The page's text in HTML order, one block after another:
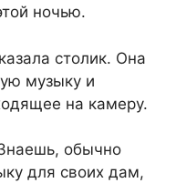
ночью.
столик. Она
музыку и
на камеру.
обычно
для своих дам,